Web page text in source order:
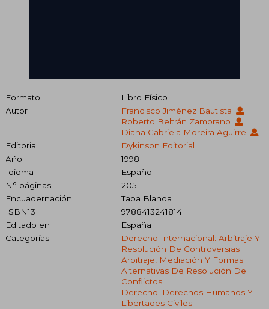
Formato
Libro Físico
Autor
Francisco Jiménez Bautista
Roberto Beltrán Zambrano
Diana Gabriela Moreira Aguirre
Editorial
Dykinson Editorial
Año
1998
Idioma
Español
N° páginas
205
Encuadernación
Tapa Blanda
ISBN13
9788413241814
Editado en
España
Categorías
Derecho Internacional: Arbitraje Y
Resolución De Controversias
Arbitraje, Mediación Y Formas
Alternativas De Resolución De
Conflictos
Derecho: Derechos Humanos Y
Libertades Civiles